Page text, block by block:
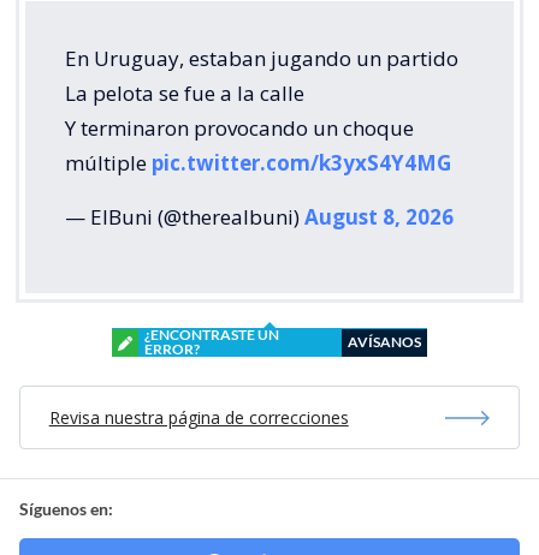
En Uruguay, estaban jugando un partido
La pelota se fue a la calle
Y terminaron provocando un choque
múltiple pic.twitter.com/k3yxS4Y4MG
— ElBuni (@therealbuni)August 8, 2026
¿ENCONTRASTE UN
ERROR?
AVÍSANOS
Revisa nuestra página de correcciones
Síguenos en: